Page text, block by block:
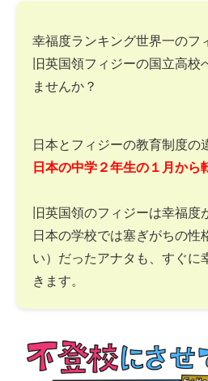
幸福度ランキング世界一のフ
旧英国領フィジーの国立高校
ませんか？
日本とフィジーの教育制度の
日本の中学２年生の１月から
旧英国領のフィジーは幸福度
日本の学校では塞ぎがちの性
い）だったアナタも、すぐに
きます。